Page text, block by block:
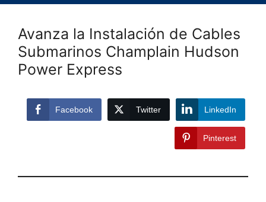
Avanza la Instalación de Cables
Submarinos Champlain Hudson
Power Express
Facebook Twitter LinkedIn
Pinterest